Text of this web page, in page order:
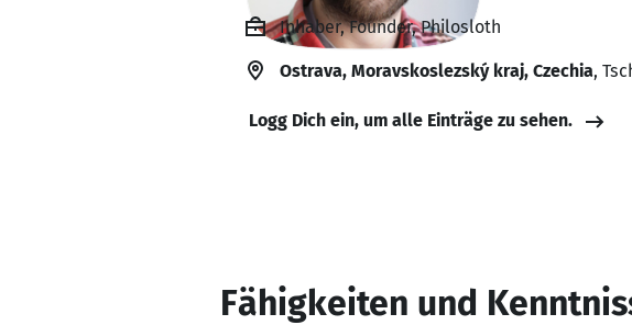
Inhaber, Founder, Philosloth
Ostrava, Moravskoslezský kraj, Czechia,
Logg Dich ein, um alle Einträge zu sehen.
Fähigkeiten und